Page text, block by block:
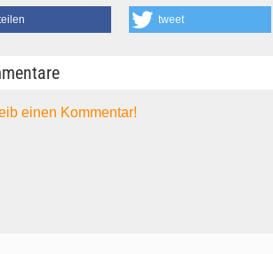
tweet
einen Kommentar!